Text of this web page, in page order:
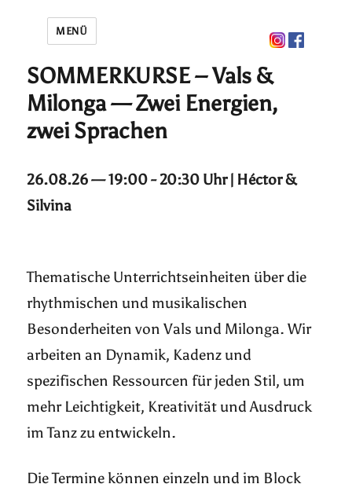
MENÜ
SOMMERKURSE – Vals &
Milonga — Zwei Energien,
zwei Sprachen
26.08.26 — 19:00 - 20:30 Uhr | Héctor &
Silvina
Thematische Unterrichtseinheiten über die
rhythmischen und musikalischen
Besonderheiten von Vals und Milonga. Wir
arbeiten an Dynamik, Kadenz und
spezifischen Ressourcen für jeden Stil, um
mehr Leichtigkeit, Kreativität und Ausdruck
im Tanz zu entwickeln.
Die Termine können einzeln und im Block